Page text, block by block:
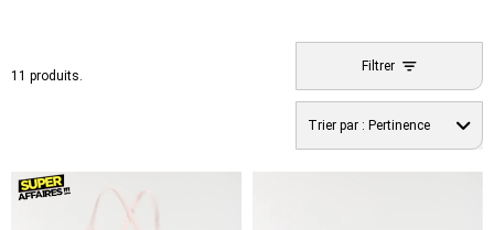
11 produits.
Filtrer
Trier par : Pertinence